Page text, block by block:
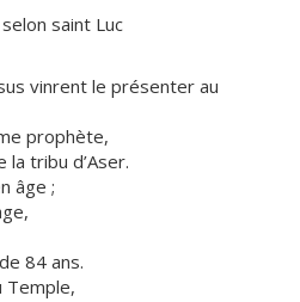
saint Luc
vinrent le présenter au
prophète,
la tribu d’Aser.
âge ;
84 ans.
Temple,